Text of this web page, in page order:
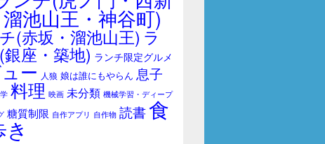
池山王・神谷町)
(赤坂・溜池山王) ラ
銀座・築地) ランチ限定グルメ
ー 人狼 娘は誰にもやらん 息子
料理 映画 未分類 機械学習・ディープ
糖質制限 自作アプリ 自作物 読書食
き